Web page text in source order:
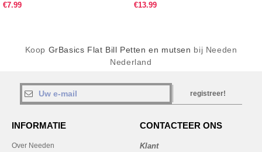
€7.99
€13.99
Koop GrBasics Flat Bill Petten en mutsen bij Needen
Nederland
registreer!
INFORMATIE
Over Needen
CONTACTEER ONS
Klant